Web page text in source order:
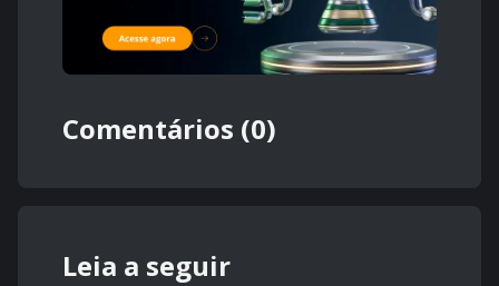
Comentários (0)
Leia a seguir